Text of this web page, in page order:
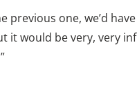
previous one, we’d
it would be very, very